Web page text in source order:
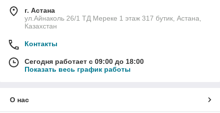
г. Астана
ул.Айнаколь 26/1 ТД Мереке 1 этаж 317 бутик, Астана,
Казахстан
Контакты
Сегодня работает с 09:00 до 18:00
Показать весь график работы
О нас